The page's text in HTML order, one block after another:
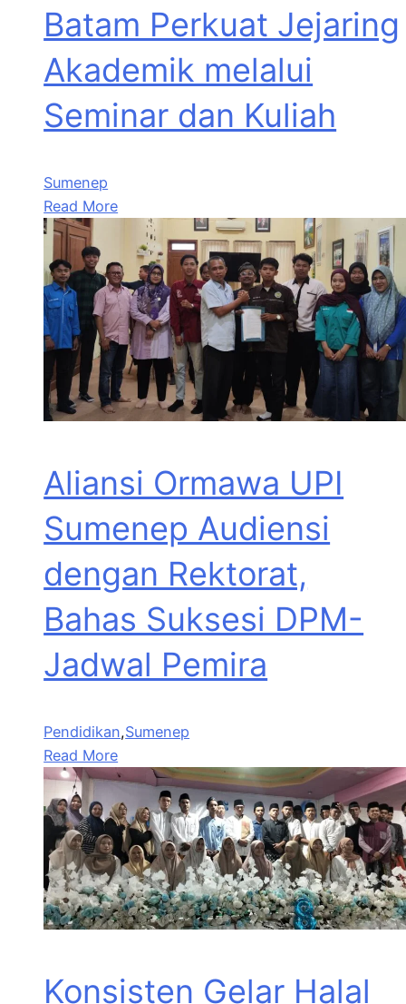
Batam Perkuat Jejaring
Akademik melalui
Seminar dan Kuliah
Sumenep
Read More
Aliansi Ormawa UPI
Sumenep Audiensi
dengan Rektorat,
Bahas Suksesi DPM-
Jadwal Pemira
Pendidikan,Sumenep
Read More
Konsisten Gelar Halal